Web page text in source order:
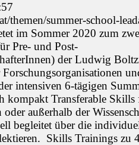
themen/summer-school-
im Sommer 2020 zum
Pre- und Post-
der Ludwig
intensiven 6-tägigen
kompakt Transferable Skills
außerhalb der
begleitet über die
Skills Trainings zu